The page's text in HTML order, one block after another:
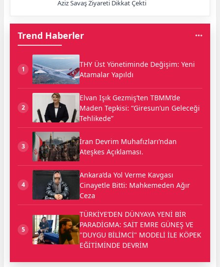
Aziz Savaş Ziyareti Dikkat Çekti
Trend Haberler
1
THY Üst Yönetiminde Değişim: Yeni
Atamalar Yapıldı
2
Elvan Işık Gezmiş’ten TBMM’de
Maden Tepkisi: “Giresun’un Geleceği
Tehlikede”
3
İran Devrim Muhafızları’ndan
Ateşkes Açıklaması.
4
Ankara’da Yol Verme Kavgası
Cinayetle Bitti: Mahkemeden Ağır
Ceza
5
TÜRKİYE’DEN DÜNYAYA YENİ BİR
PARADİGMA: SAİT EMRE GÜNEŞ VE
"DUYGU BİLİMCİ" MODELİ İLE KÖPEK
EĞİTİMİNDE DEVRİM